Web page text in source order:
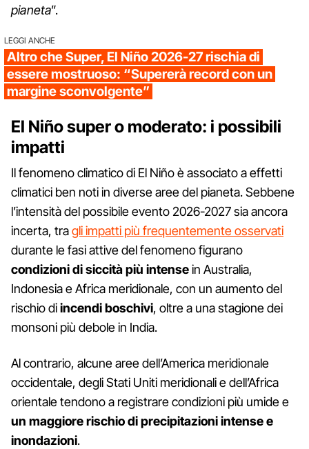
pianeta”.
LEGGI ANCHE
Altro che Super, El Niño 2026-27 rischia di
essere mostruoso: “Supererà record con un
margine sconvolgente”
El Niño super o moderato: i possibili
impatti
Il fenomeno climatico di El Niño è associato a effetti
climatici ben noti in diverse aree del pianeta. Sebbene
l’intensità del possibile evento 2026-2027 sia ancora
incerta, tragli impatti più frequentemente osservati
durante le fasi attive del fenomeno figurano
condizioni di siccità più intensein Australia,
Indonesia e Africa meridionale, con un aumento del
rischio diincendi boschivi, oltre a una stagione dei
monsoni più debole in India.
Al contrario, alcune aree dell’America meridionale
occidentale, degli Stati Uniti meridionali e dell’Africa
orientale tendono a registrare condizioni più umide e
un maggiore rischio di precipitazioni intense e
inondazioni.